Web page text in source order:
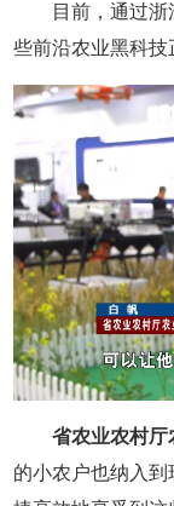
目前，通过
些前沿农业黑科技
省农业农村厅
的小农户也纳入